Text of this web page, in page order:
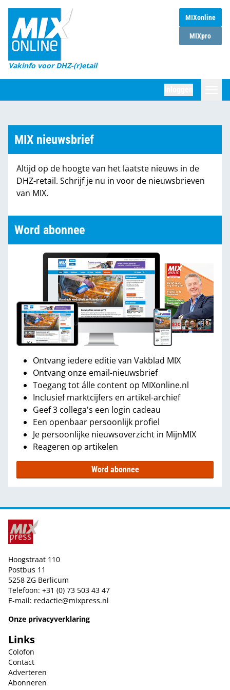
MIXonline
MIXpro
Vakinfo voor DHZ-(r)etail
Home
Magazines
DHZ Sessie
Marktcijfers
Partners
MIX nieuwsbrief
Altijd op de hoogte van het laatste nieuws in de
DHZ-retail. Schrijf je nu in voor de nieuwsbrieven
van MIX.
Word abonnee
Ontvang iedere editie van Vakblad MIX
Ontvang onze email-nieuwsbrief
Toegang tot álle content op MIXonline.nl
Inclusief marktcijfers en artikel-archief
Geef 3 collega's een login cadeau
Een openbaar persoonlijk profiel
Je persoonlijke nieuwsoverzicht in MijnMIX
Reageren op artikelen
Word abonnee
Hoogstraat 110
Postbus 11
5258 ZG Berlicum
Telefoon: +31 (0) 73 503 43 47
E-mail: redactie@mixpress.nl
Onze privacyverklaring
Links
Colofon
Contact
Adverteren
Abonneren